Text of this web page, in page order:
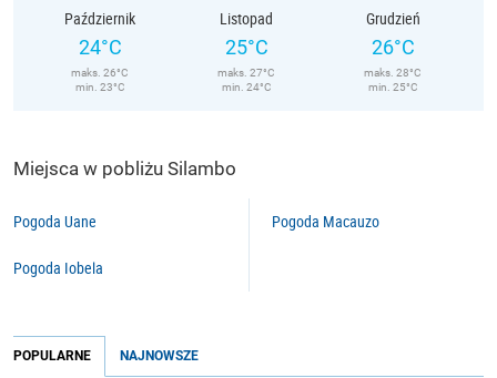
Październik
24°C
maks. 26°C
min. 23°C
Listopad
25°C
maks. 27°C
min. 24°C
Grudzień
26°C
maks. 28°C
min. 25°C
Miejsca w pobliżu Silambo
Pogoda Uane
Pogoda Iobela
Pogoda Macauzo
POPULARNE NAJNOWSZE